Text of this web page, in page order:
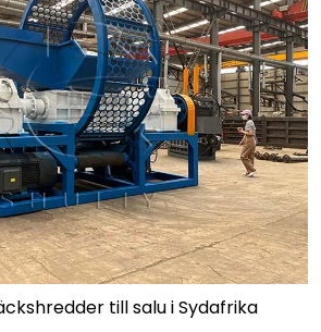
till salu i Sydafrika